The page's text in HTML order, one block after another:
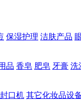
保湿护理 洁肤产品
品 香皂 肥皂 牙膏 洗
封口机 其它化妆品设